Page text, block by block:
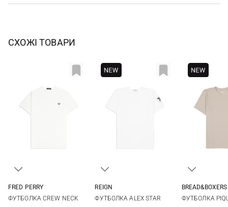
СХОЖІ ТОВАРИ
FRED PERRY
ФУТБОЛКА CREW NECK
REIGN
ФУТБОЛКА ALEX STAR
BREAD&BOXERS
ФУТБОЛКА